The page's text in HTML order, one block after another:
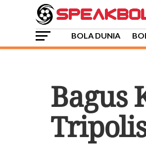
BOLA DUNIA
Bagus